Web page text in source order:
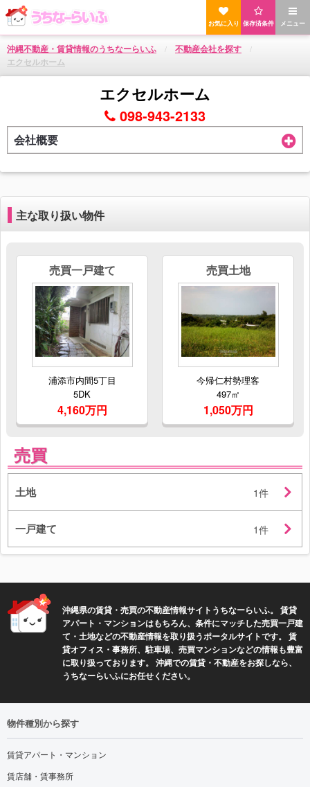
メニュー
保存済条件
お気に入り
沖縄不動産・賃貸情報のうちなーらいふ
不動産会社を探す
エクセルホーム
エクセルホーム
098-943-2133
会社概要
主な取り扱い物件
売買
土地 1件
一戸建て 1件
売買一戸建て
浦添市内間5丁目
5DK
4,160万円
売買土地
今帰仁村勢理客
497㎡
1,050万円
沖縄県の賃貸・売買の不動産情報サイトうちなーらいふ。 賃貸
アパート・マンションはもちろん、条件にマッチした売買一戸建
て・土地などの不動産情報を取り扱うポータルサイトです。 賃
貸オフィス・事務所、駐車場、売買マンションなどの情報も豊富
に取り扱っております。 沖縄での賃貸・不動産をお探しなら、
うちなーらいふにお任せください。
物件種別から探す
賃貸アパート・マンション
賃店舗・賃事務所